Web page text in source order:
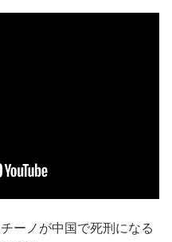
ーノが中国で死刑になる